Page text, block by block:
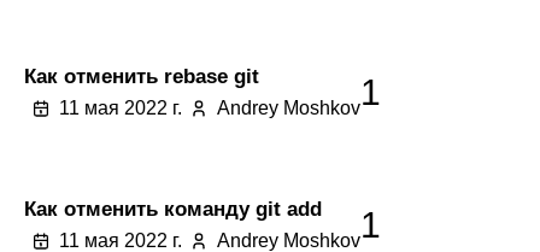
Как отменить rebase git
11 мая 2022 г. Andrey Moshkov1
Как отменить команду git add
11 мая 2022 г. Andrey Moshkov1